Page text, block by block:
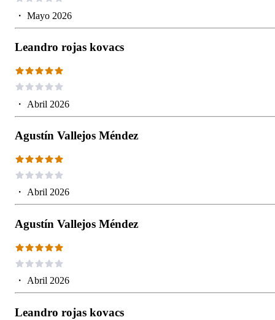
・ Mayo 2026
Leandro rojas kovacs
・ Abril 2026
Agustín Vallejos Méndez
・ Abril 2026
Agustín Vallejos Méndez
・ Abril 2026
Leandro rojas kovacs